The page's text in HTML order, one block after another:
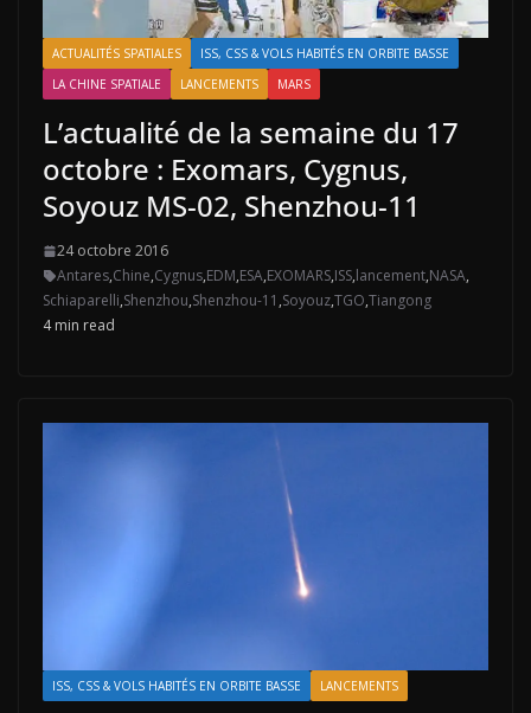
ACTUALITÉS SPATIALES
ISS, CSS & VOLS HABITÉS EN ORBITE BASSE
LA CHINE SPATIALE
LANCEMENTS MARS
L’actualité de la semaine du 17
octobre : Exomars, Cygnus,
Soyouz MS-02, Shenzhou-11
24 octobre 2016
Antares,Chine,Cygnus,EDM,ESA,EXOMARS,ISS,lancement,NASA,
Schiaparelli,Shenzhou,Shenzhou-11 ,Soyouz,TGO,Tiangong
4 min read
ISS, CSS & VOLS HABITÉS EN ORBITE BASSE LANCEMENTS